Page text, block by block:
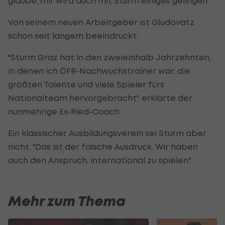
Von seinem neuen Arbeitgeber ist Gludovatz
schon seit langem beeindruckt.
"Sturm Graz hat in den zweieinhalb Jahrzehnten,
in denen ich ÖFB-Nachwuchstrainer war, die
größten Talente und viele Spieler fürs
Nationalteam hervorgebracht", erklärte der
nunmehrige Ex-Ried-Coach.
Ein klassischer Ausbildungsverein sei Sturm aber
nicht. "Das ist der falsche Ausdruck. Wir haben
auch den Anspruch, international zu spielen."
Mehr zum Thema